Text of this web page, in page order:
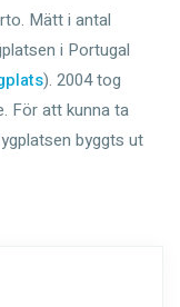
Mätt i antal
i Portugal
). 2004 tog
För att kunna ta
byggts ut